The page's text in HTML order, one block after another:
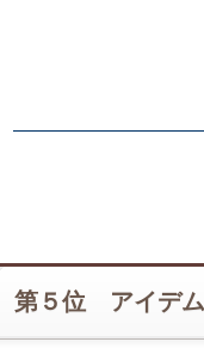
第５位 アイデム